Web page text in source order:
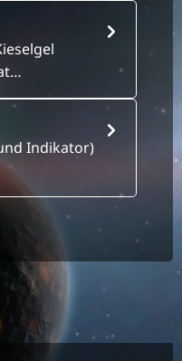
Indikator)